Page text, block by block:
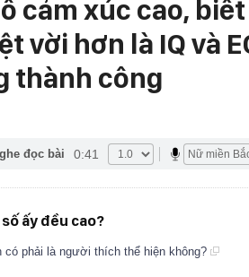
cảm xúc cao, biết
vời hơn là IQ và
thành công
đọc bài 0:41
ấy đều cao?
có phải là người thích thể hiện không?